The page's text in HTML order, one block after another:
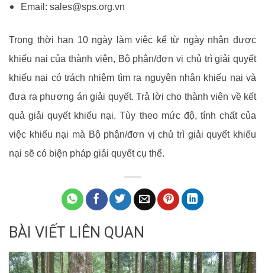
Email: sales@sps.org.vn
Trong thời hạn 10 ngày làm việc kể từ ngày nhận được
khiếu nại của thành viên, Bộ phận/đơn vị chủ trì giải quyết
khiếu nại có trách nhiệm tìm ra nguyên nhân khiếu nại và
đưa ra phương án giải quyết. Trả lời cho thành viên về kết
quả giải quyết khiếu nại. Tùy theo mức độ, tính chất của
việc khiếu nại mà Bộ phận/đơn vị chủ trì giải quyết khiếu
nại sẽ có biện pháp giải quyết cụ thể.
BÀI VIẾT LIÊN QUAN